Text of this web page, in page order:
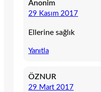
Anonim
29 Kasım 2017
Ellerine sağlık
Yanıtla
ÖZNUR
29 Mart 2017